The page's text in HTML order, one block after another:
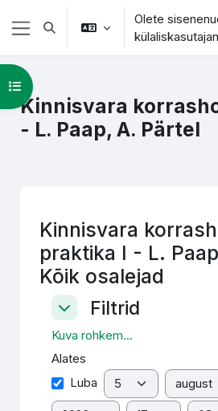
Jäta vahele peasisuni
Küljepaneel
Lülitab otsingu sisendi
Olete
Kinnisvara
- L. Paap, A. Pärtel
Ava kursuse sisukord
Kinnisvara
praktika I - L.
Kõik osalejad
Filtrid
FiltridFiltrid
Kuva rohkem...
Alates
Alates
Luba Päev Kuu